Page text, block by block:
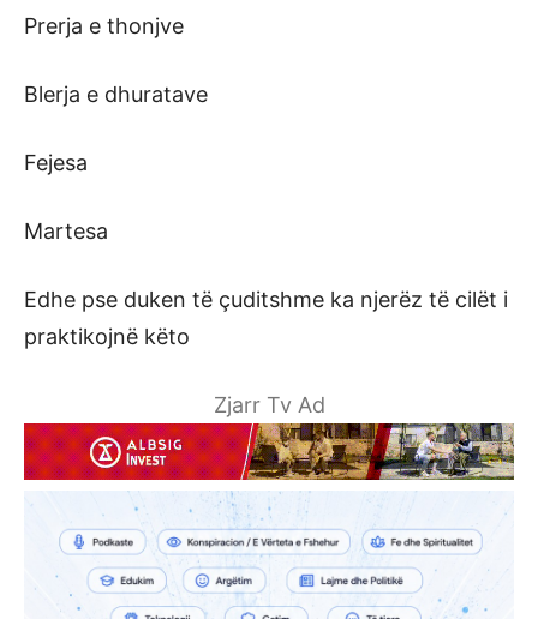
Prerja e thonjve
Blerja e dhuratave
Fejesa
Martesa
Edhe pse duken të çuditshme ka njerëz të cilët i
praktikojnë këto
Zjarr Tv Ad